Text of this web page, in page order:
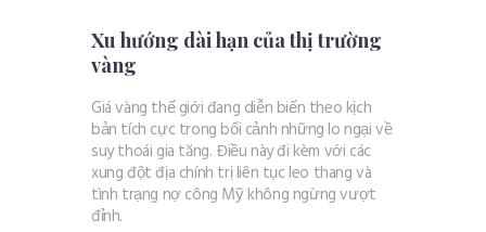
Xu hướng dài hạn của thị trường
vàng
Giá vàng thế giới đang diễn biến theo kịch
bản tích cực trong bối cảnh những lo ngại về
suy thoái gia tăng. Điều này đi kèm với các
xung đột địa chính trị liên tục leo thang và
tình trạng nợ công Mỹ không ngừng vượt
đỉnh.